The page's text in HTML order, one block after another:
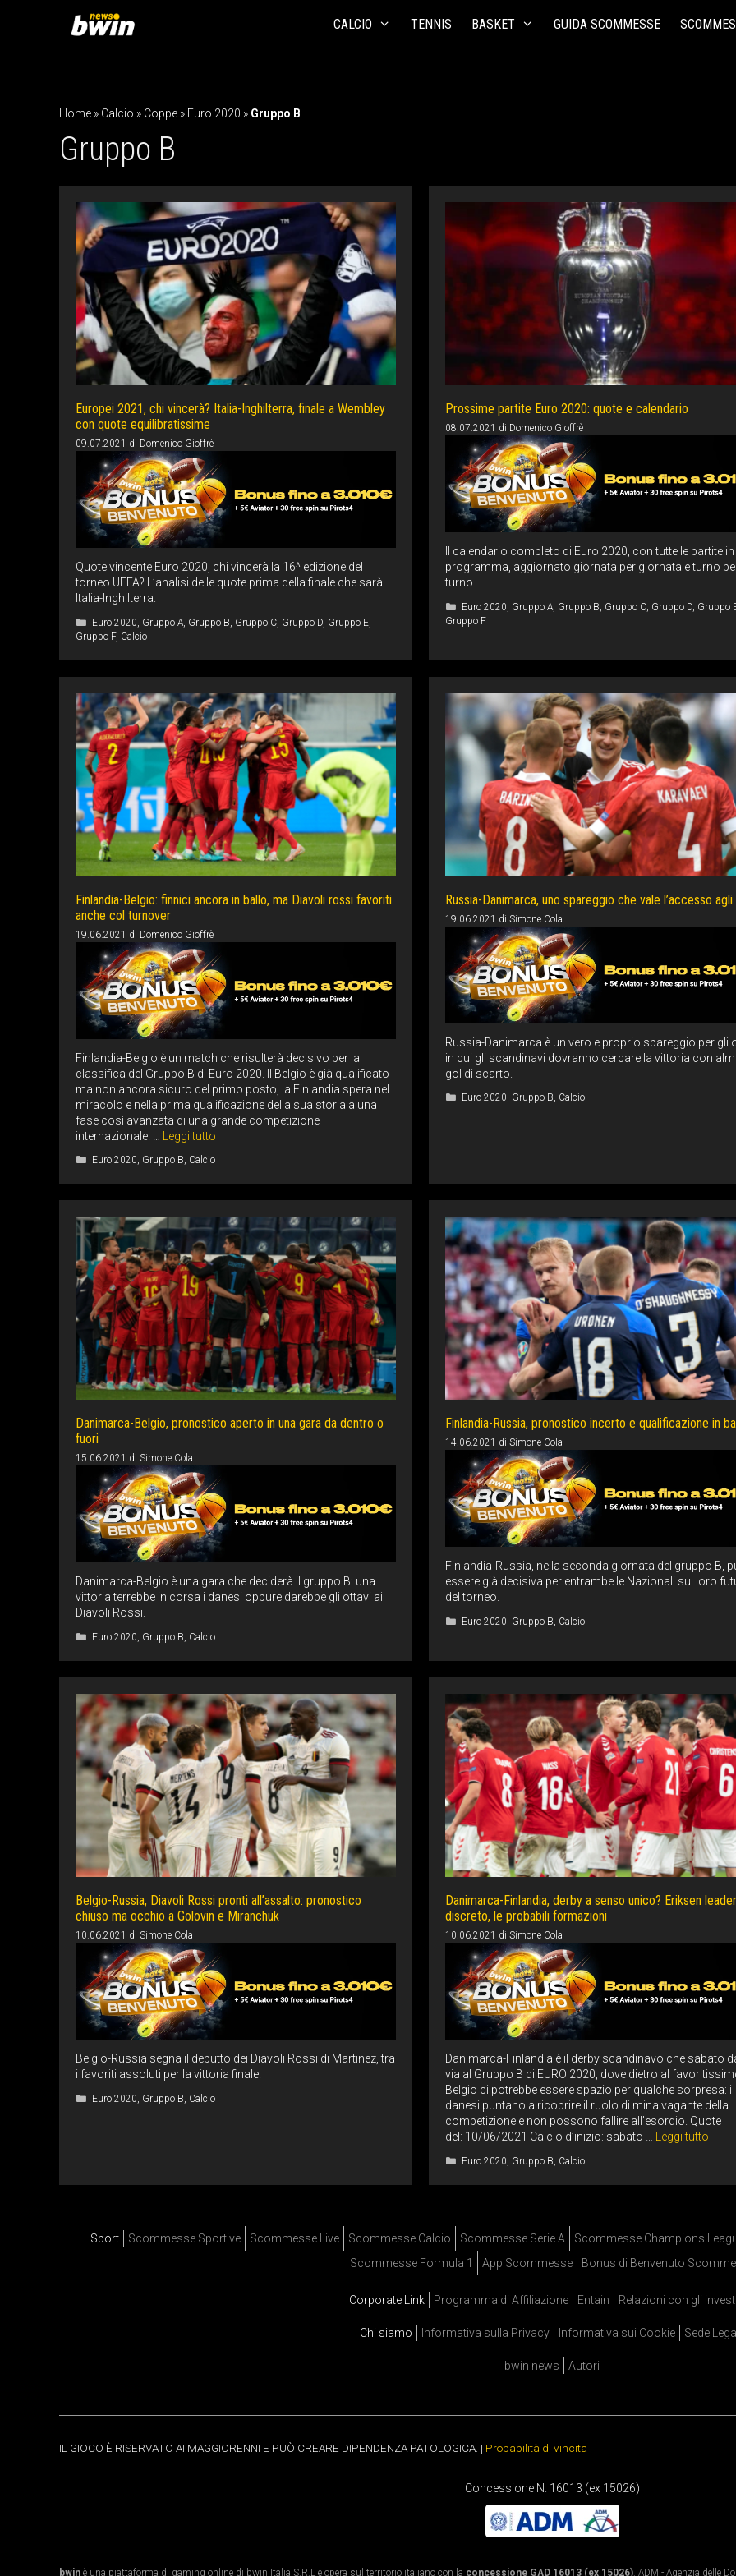
CALCIO TENNIS BASKET GUIDA SCOMMESSE
Home » Calcio » Coppe » Euro 2020 » Gruppo B
Gruppo B
Europei 2021, chi vincerà? Italia-Inghilterra, finale a Wembley
con quote equilibratissime
09.07.2021 di Domenico Gioffrè
Quote vincente Euro 2020, chi vincerà la 16^ edizione del
torneo UEFA? L’analisi delle quote prima della finale che sarà
Italia-Inghilterra.
Categorie
Euro 2020 Gruppo A Gruppo B Gruppo C Gruppo D Gruppo E
Gruppo F, Calcio
Prossime partite Euro 2020: quote e calendario
08.07.2021 di Domenico Gioffrè
Il calendario completo di Euro 2020, con tutte le partite in
programma, aggiornato giornata per giornata e turno
turno.
Categorie
Euro 2020 Gruppo A Gruppo B Gruppo C Gruppo D Gruppo
Gruppo F
Finlandia-Belgio: finnici ancora in ballo, ma Diavoli rossi favoriti
anche col turnover
19.06.2021 di Domenico Gioffrè
Finlandia-Belgio è un match che risulterà decisivo per la
classifica del Gruppo B di Euro 2020. Il Belgio è già qualificato
ma non ancora sicuro del primo posto, la Finlandia spera nel
miracolo e nella prima qualificazione della sua storia a una
fase così avanzata di una grande competizione
internazionale. … Leggi tutto
Categorie
Euro 2020, Gruppo B, Calcio
Russia-Danimarca, uno spareggio che vale l’accesso
19.06.2021 di Simone Cola
Russia-Danimarca è un vero e proprio spareggio per gli
in cui gli scandinavi dovranno cercare la vittoria con
gol di scarto.
Categorie
Euro 2020, Gruppo B, Calcio
Danimarca-Belgio, pronostico aperto in una gara da dentro o
fuori
15.06.2021 di Simone Cola
Danimarca-Belgio è una gara che deciderà il gruppo B: una
vittoria terrebbe in corsa i danesi oppure darebbe gli ottavi ai
Diavoli Rossi.
Categorie
Euro 2020, Gruppo B, Calcio
Finlandia-Russia, pronostico incerto e qualificazione in
14.06.2021 di Simone Cola
Finlandia-Russia, nella seconda giornata del gruppo B,
essere già decisiva per entrambe le Nazionali sul loro
del torneo.
Categorie
Euro 2020, Gruppo B, Calcio
Belgio-Russia, Diavoli Rossi pronti all’assalto: pronostico
chiuso ma occhio a Golovin e Miranchuk
10.06.2021 di Simone Cola
Belgio-Russia segna il debutto dei Diavoli Rossi di Martinez, tra
i favoriti assoluti per la vittoria finale.
Categorie
Euro 2020, Gruppo B, Calcio
Danimarca-Finlandia, derby a senso unico? Eriksen leader
discreto, le probabili formazioni
10.06.2021 di Simone Cola
Danimarca-Finlandia è il derby scandinavo che sabato
via al Gruppo B di EURO 2020, dove dietro al
Belgio ci potrebbe essere spazio per qualche sorpresa: i
danesi puntano a ricoprire il ruolo di mina vagante della
competizione e non possono fallire all’esordio. Quote
del: 10/06/2021 Calcio d’inizio: sabato …
Leggi tutto
Categorie
Euro 2020, Gruppo B, Calcio
Sport Scommesse Sportive Scommesse Live Scommesse Calcio Scommesse Serie A
Scommesse Champions
Scommesse Formula 1
App Scommesse Bonus di Benvenuto
Corporate Link Programma di Affiliazione Entain Relazioni con gli
Chi siamo Informativa sulla Privacy Informativa sui Cookie Sede
bwin news Autori
IL GIOCO È RISERVATO AI MAGGIORENNI E PUÒ CREARE DIPENDENZA PATOLOGICA. | Probabilità di vincita
Concessione N. 16013 (ex 15026)
bwin è una piattaforma di gaming online di bwin Italia S.R.L e opera sul territorio italiano con la concessione GAD 16013 (ex 15026). ADM - Agenzia delle